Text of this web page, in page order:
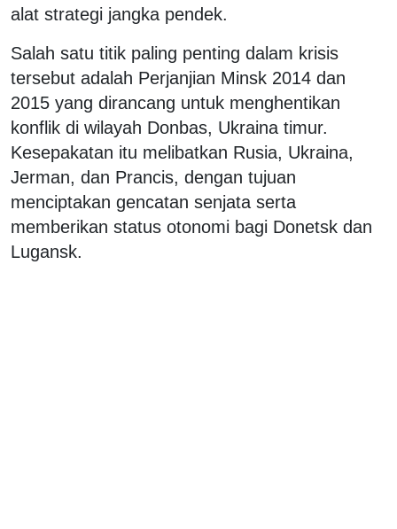
alat strategi jangka pendek.
Salah satu titik paling penting dalam krisis
tersebut adalah Perjanjian Minsk 2014 dan
2015 yang dirancang untuk menghentikan
konflik di wilayah Donbas, Ukraina timur.
Kesepakatan itu melibatkan Rusia, Ukraina,
Jerman, dan Prancis, dengan tujuan
menciptakan gencatan senjata serta
memberikan status otonomi bagi Donetsk dan
Lugansk.